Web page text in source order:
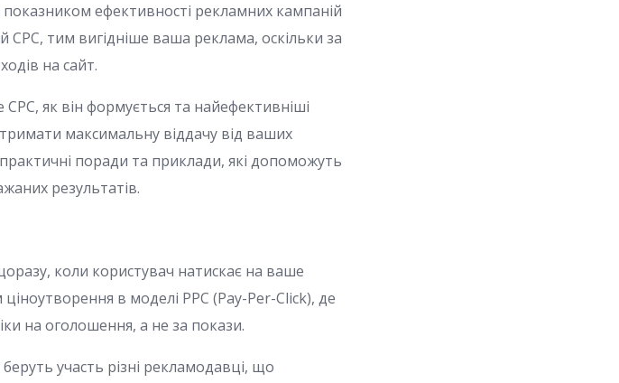
ефективності рекламних кампаній
CPC, тим вигідніше ваша реклама, оскільки за
на сайт.
як він формується та найефективніші
максимальну віддачу від ваших
поради та приклади, які допоможуть
результатів.
коли користувач натискає на ваше
в моделі PPC (Pay-Per-Click), де
на оголошення, а не за покази.
участь різні рекламодавці, що